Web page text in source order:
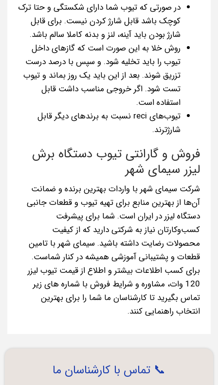
در صورتی که تیوب شما دارای شکستگی و حتا ترک
کوچک باشد قابل شارژ کردن نیست. برای قابل
شارژ بودن باید آینه، لنز و بدنه کاملا سالم باشد.
روش خلا به این صورت است که گازهای داخل
تیوب را باید تخلیه شود. و سپس با درصد درست
تزریق شوند. بعد از این باید یک روز بماند و تیوب
تست شود. اگر خروجی مناسب داشت قابل
استفاده است.
تیوب‌های reci نسبت به برندهای دیگر قابل
شارژترند.
فروش و گارانتی تیوب دستگاه برش
لیزر سیمای شهر
شرکت سیمای شهر با واردات بهترین برنده و ضمانت
آن‌ها ‌از بهترین منابع برای تهیه تیوب و قطعات جانبی
دستگاه لیزر در ایران است. شما برای پیشرفت
کسب‌وکارتان نیاز به شرکتی دارید که از کیفیت
محصولات رضایت داشته باشید. سیمای شهر با تامین
قطعات و پشتیبانی آموزشی همیشه در کنار شماست.
برای کسب اطلاعات بیشتر و اطلاع از قیمت تیوب لیزر
120 وات، مشاوره و شرایط فروش با شماره های زیر
تماس بگیرید تا کارشناسان ما شما را برای بهترین
انتخاب راهنمایی کنند.
📞 تماس با کارشناسان ما